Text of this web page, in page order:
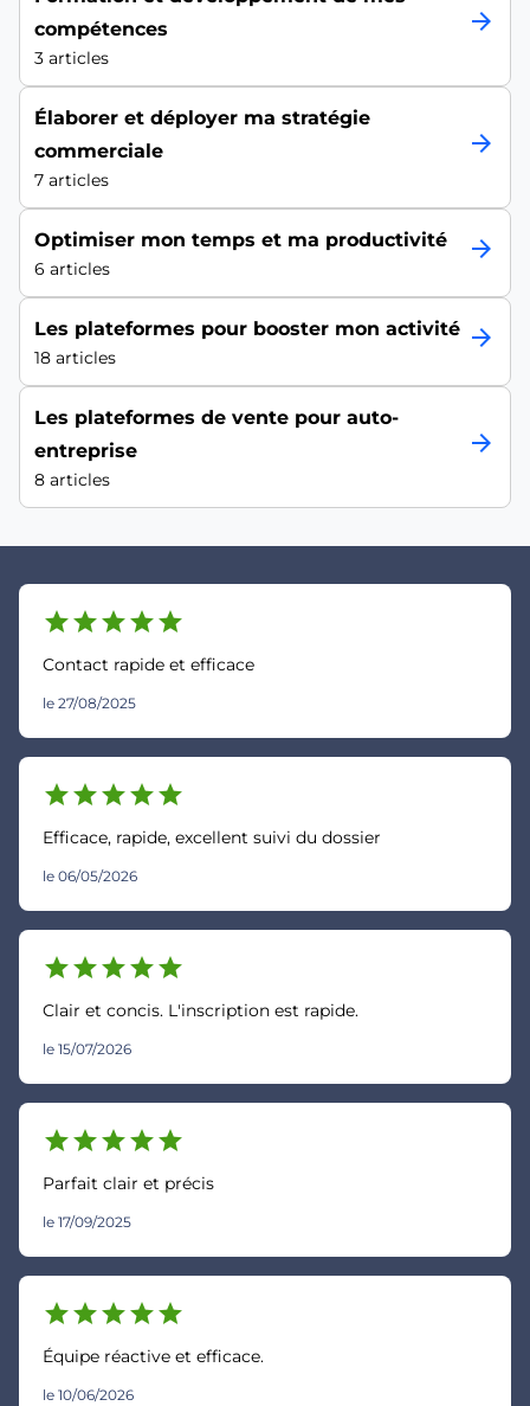
compétences
3 articles
arrow_forward
Élaborer et déployer ma stratégie
commerciale
7 articles
arrow_forward
Optimiser mon temps et ma productivité
6 articles
arrow_forward
Les plateformes pour booster mon activité
18 articles
arrow_forward
Les plateformes de vente pour auto-
entreprise
8 articles
arrow_forward
starstarstarstarstar
Contact rapide et efficace
le 27/08/2025
starstarstarstarstar
Efficace, rapide, excellent suivi du dossier
le 06/05/2026
starstarstarstarstar
Clair et concis. L'inscription est rapide.
le 15/07/2026
starstarstarstarstar
Parfait clair et précis
le 17/09/2025
starstarstarstarstar
Équipe réactive et efficace.
le 10/06/2026